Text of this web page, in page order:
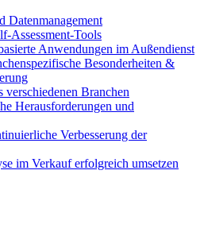
Datenmanagement
Assessment-Tools
Anwendungen im Außendienst
Besonderheiten &
verschiedenen Branchen
Herausforderungen und
Verbesserung der
im Verkauf erfolgreich umsetzen